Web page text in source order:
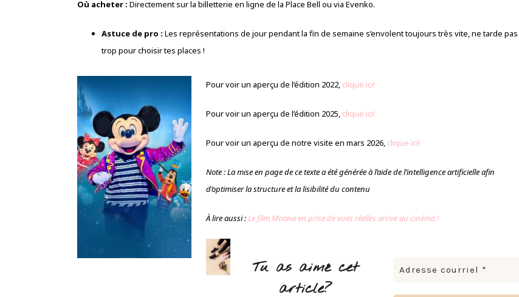
Où acheter : Directement sur la billetterie en ligne de la Place Bell ou via Evenko.
Astuce de pro : Les représentations de jour pendant la fin de semaine s’envolent toujours très vite, ne tarde pas
trop pour choisir tes places !
Pour voir un aperçu de l’édition 2022, clique ici!
Pour voir un aperçu de l’édition 2025, clique ici!
Pour voir un aperçu de notre visite en mars 2026, clique ici!
Note : La mise en page de ce texte a été générée à l’aide de l’intelligence artificielle afin
d’optimiser la structure et la lisibilité du contenu
À lire aussi :Le film Moana en prise de vues réelles arrive au cinéma !
Tu as aimé cet
article?